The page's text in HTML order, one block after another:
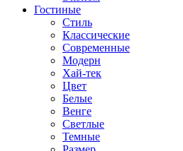
Гостиные
Стиль
Классические
Современные
Модерн
Хай-тек
Цвет
Белые
Венге
Светлые
Темные